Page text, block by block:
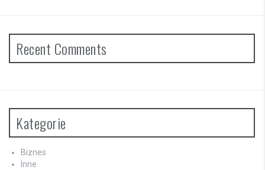
Recent Comments
Kategorie
Biznes
Inne